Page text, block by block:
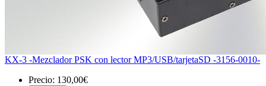
KX-3 -Mezclador PSK con lector MP3/USB/tarjetaSD -3156-0010-
Precio: 130,00€